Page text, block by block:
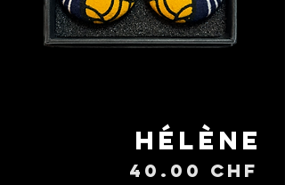
Hélène
40.00 CHF